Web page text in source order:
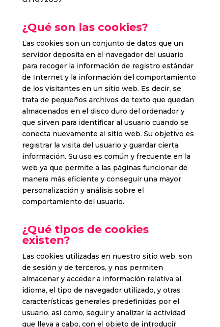
¿Qué son las cookies?
Las cookies son un conjunto de datos que un
servidor deposita en el navegador del usuario
para recoger la información de registro estándar
de Internet y la información del comportamiento
de los visitantes en un sitio web. Es decir, se
trata de pequeños archivos de texto que quedan
almacenados en el disco duro del ordenador y
que sirven para identificar al usuario cuando se
conecta nuevamente al sitio web. Su objetivo es
registrar la visita del usuario y guardar cierta
información. Su uso es común y frecuente en la
web ya que permite a las páginas funcionar de
manera más eficiente y conseguir una mayor
personalización y análisis sobre el
comportamiento del usuario.
¿Qué tipos de cookies
existen?
Las cookies utilizadas en nuestro sitio web, son
de sesión y de terceros, y nos permiten
almacenar y acceder a información relativa al
idioma, el tipo de navegador utilizado, y otras
características generales predefinidas por el
usuario, así como, seguir y analizar la actividad
que lleva a cabo, con el objeto de introducir